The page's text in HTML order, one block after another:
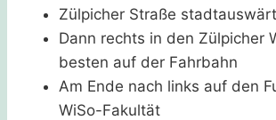
Zülpicher Straße
Dann rechts in den Zülpicher
besten auf der Fahrbahn
Am Ende nach links auf den
WiSo-Fakultät